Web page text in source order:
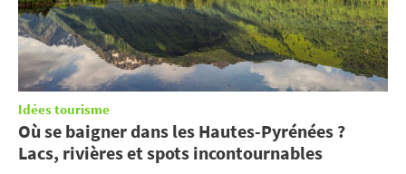
Idées tourisme
Où se baigner dans les Hautes-Pyrénées ?
Lacs, rivières et spots incontournables